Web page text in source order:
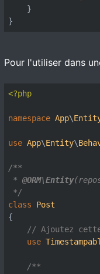
    }
}
Pour l'utiliser dans
<?php
namespace App\
use App\Entity\
/**
* @ORM\Entity
*/
class
Post
{
// Ajoutez
use
/**